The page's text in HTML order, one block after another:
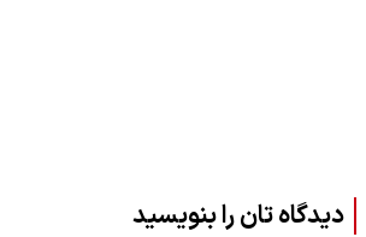
دیدگاه تان را بنویسید